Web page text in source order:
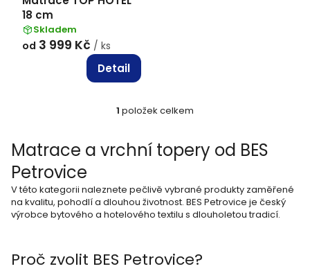
18 cm
Skladem
od 3 999 Kč / ks
Detail
O
v
l
d
a
í
1 položek celkem
Matrace a vrchní topery od BES
Petrovice
V této kategorii naleznete pečlivě vybrané produkty zaměřené
na kvalitu, pohodlí a dlouhou životnost. BES Petrovice je český
výrobce bytového a hotelového textilu s dlouholetou tradicí.
Proč zvolit BES Petrovice?